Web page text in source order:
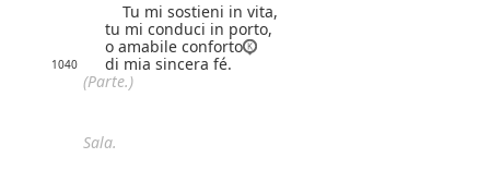
Tu mi sostieni in vita,
tu mi conduci in porto,
o amabile conforto
1040
di mia sincera fé.
(Parte.)
Sala.